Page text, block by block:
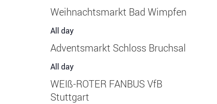
Weihnachtsmarkt Bad Wimpfen
All day
Adventsmarkt Schloss Bruchsal
All day
WEIß-ROTER FANBUS VfB
Stuttgart